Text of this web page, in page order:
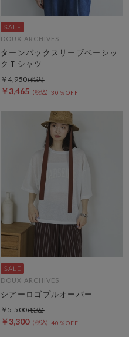
DOUX ARCHIVES
ターンバックスリーブベーシッ
クＴシャツ
￥3,465 30％OFF
￥4,950
DOUX ARCHIVES
シアーロゴプルオーバー
￥3,300 40％OFF
￥5,500